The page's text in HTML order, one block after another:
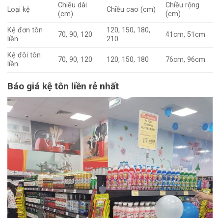
Loại kệ
Chiều dài
(cm)
Chiều cao (cm)
Chiều rộng
(cm)
Kệ đơn tôn
liền
70, 90, 120
120, 150, 180,
210
41cm, 51cm
Kệ đôi tôn
liền
70, 90, 120 120, 150, 180 76cm, 96cm
Báo giá kệ tôn liền rẻ nhất